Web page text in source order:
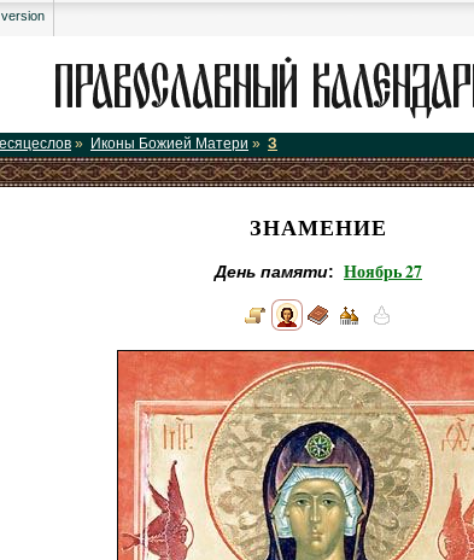
version
» Иконы Божией Матери » З
ЗНАМЕНИЕ
День памяти: Ноябрь 27